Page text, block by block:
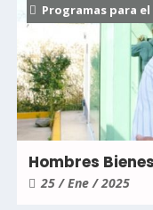
Programas para
Hombres
25 / Ene / 2025